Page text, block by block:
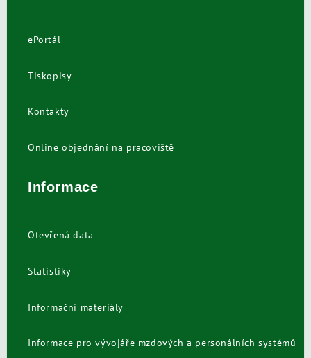
ePortál
Tiskopisy
Kontakty
Online objednání na pracoviště
Informace
Otevřená data
Statistiky
Informační materiály
Informace pro vývojáře mzdových a personálních systémů